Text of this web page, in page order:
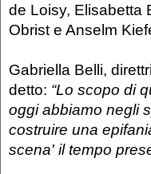
de Loisy, Elisabetta
Obrist e Anselm
Gabriella Belli,
detto: “Lo scopo di
oggi abbiamo negli
costruire una
scena' il tempo